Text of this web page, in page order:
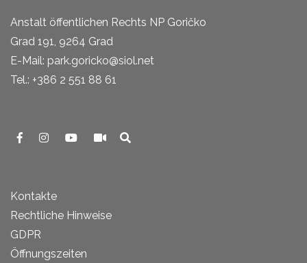
Anstalt öffentlichen Rechts NP Goričko
Grad 191, 9264 Grad
E-Mail: park.goricko@siol.net
Tel.: +386 2 551 88 61
Kontakte
Rechtliche Hinweise
GDPR
Öffnungszeiten